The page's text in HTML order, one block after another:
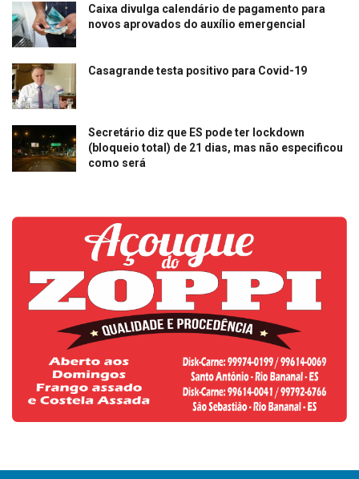
Caixa divulga calendário de pagamento para
novos aprovados do auxílio emergencial
Casagrande testa positivo para Covid-19
Secretário diz que ES pode ter lockdown
(bloqueio total) de 21 dias, mas não especificou
como será